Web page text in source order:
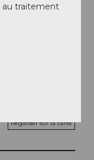
Regarder sur la carte
traitement